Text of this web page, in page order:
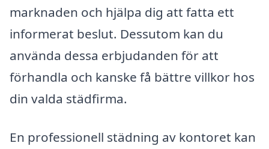
marknaden och hjälpa dig att fatta ett
informerat beslut. Dessutom kan du
använda dessa erbjudanden för att
förhandla och kanske få bättre villkor hos
din valda städfirma.
En professionell städning av kontoret kan